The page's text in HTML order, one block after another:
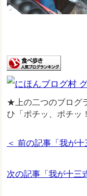
★上の二つのブログ
ひ「ポチッ、ポチッ
＜ 前の記事「我が十
次の記事「我が十三